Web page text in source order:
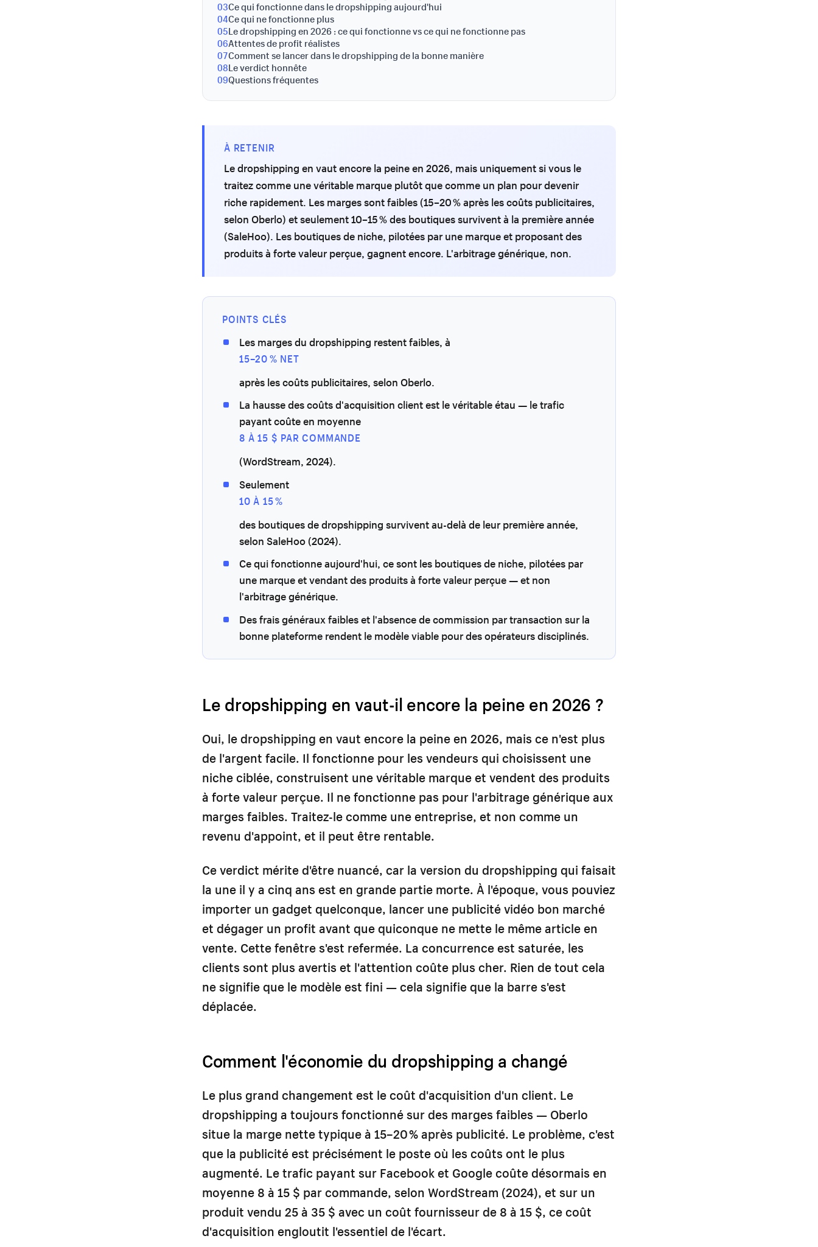
03Ce qui fonctionne dans le dropshipping aujourd'hui
04Ce qui ne fonctionne plus
05Le dropshipping en 2026 : ce qui fonctionne vs ce qui ne fonctionne pas
06Attentes de profit réalistes
07Comment se lancer dans le dropshipping de la bonne manière
08Le verdict honnête
09Questions fréquentes
À RETENIR
Le dropshipping en vaut encore la peine en 2026, mais uniquement si vous le
traitez comme une véritable marque plutôt que comme un plan pour devenir
riche rapidement. Les marges sont faibles (15–20 % après les coûts publicitaires,
selon Oberlo) et seulement 10–15 % des boutiques survivent à la première année
(SaleHoo). Les boutiques de niche, pilotées par une marque et proposant des
produits à forte valeur perçue, gagnent encore. L'arbitrage générique, non.
POINTS CLÉS
Les marges du dropshipping restent faibles, à
15–20 % NET
après les coûts publicitaires, selon Oberlo.
La hausse des coûts d'acquisition client est le véritable étau — le trafic
payant coûte en moyenne
8 À 15 $ PAR COMMANDE
(WordStream, 2024).
Seulement
10 À 15 %
des boutiques de dropshipping survivent au-delà de leur première année,
selon SaleHoo (2024).
Ce qui fonctionne aujourd'hui, ce sont les boutiques de niche, pilotées par
une marque et vendant des produits à forte valeur perçue — et non
l'arbitrage générique.
Des frais généraux faibles et l'absence de commission par transaction sur la
bonne plateforme rendent le modèle viable pour des opérateurs disciplinés.
Le dropshipping en vaut-il encore la peine en 2026 ?
Oui, le dropshipping en vaut encore la peine en 2026, mais ce n'est plus
de l'argent facile. Il fonctionne pour les vendeurs qui choisissent une
niche ciblée, construisent une véritable marque et vendent des produits
à forte valeur perçue. Il ne fonctionne pas pour l'arbitrage générique aux
marges faibles. Traitez-le comme une entreprise, et non comme un
revenu d'appoint, et il peut être rentable.
Ce verdict mérite d'être nuancé, car la version du dropshipping qui faisait
la une il y a cinq ans est en grande partie morte. À l'époque, vous pouviez
importer un gadget quelconque, lancer une publicité vidéo bon marché
et dégager un profit avant que quiconque ne mette le même article en
vente. Cette fenêtre s'est refermée. La concurrence est saturée, les
clients sont plus avertis et l'attention coûte plus cher. Rien de tout cela
ne signifie que le modèle est fini — cela signifie que la barre s'est
déplacée.
Comment l'économie du dropshipping a changé
Le plus grand changement est le coût d'acquisition d'un client. Le
dropshipping a toujours fonctionné sur des marges faibles — Oberlo
situe la marge nette typique à 15–20 % après publicité. Le problème, c'est
que la publicité est précisément le poste où les coûts ont le plus
augmenté. Le trafic payant sur Facebook et Google coûte désormais en
moyenne 8 à 15 $ par commande, selon WordStream (2024), et sur un
produit vendu 25 à 35 $ avec un coût fournisseur de 8 à 15 $, ce coût
d'acquisition engloutit l'essentiel de l'écart.